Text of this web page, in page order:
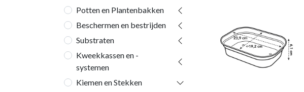
Potten en Plantenbakken
Beschermen en bestrijden
Substraten
Kweekkassen en -
systemen
Kiemen en Stekken